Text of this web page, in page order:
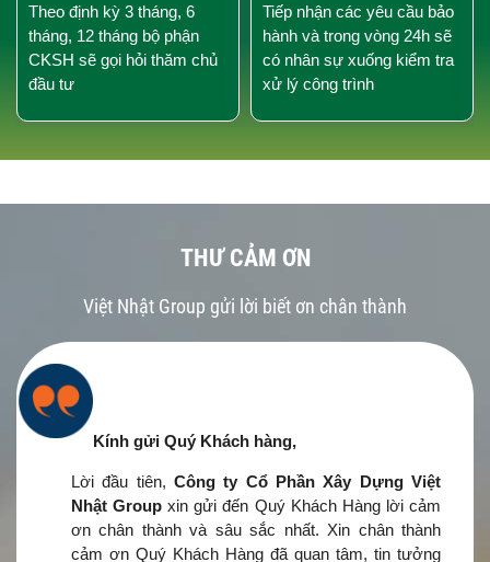
Theo định kỳ 3 tháng, 6
tháng, 12 tháng bộ phận
CKSH sẽ gọi hỏi thăm chủ
đầu tư
Tiếp nhận các yêu cầu bảo
hành và trong vòng 24h sẽ
có nhân sự xuống kiểm tra
xử lý công trình
THƯ CẢM ƠN
Việt Nhật Group gửi lời biết ơn chân thành
Kính gửi Quý Khách hàng,
Lời đầu tiên, Công ty Cổ Phần Xây Dựng Việt
Nhật Group xin gửi đến Quý Khách Hàng lời cảm
ơn chân thành và sâu sắc nhất. Xin chân thành
cảm ơn Quý Khách Hàng đã quan tâm, tin tưởng